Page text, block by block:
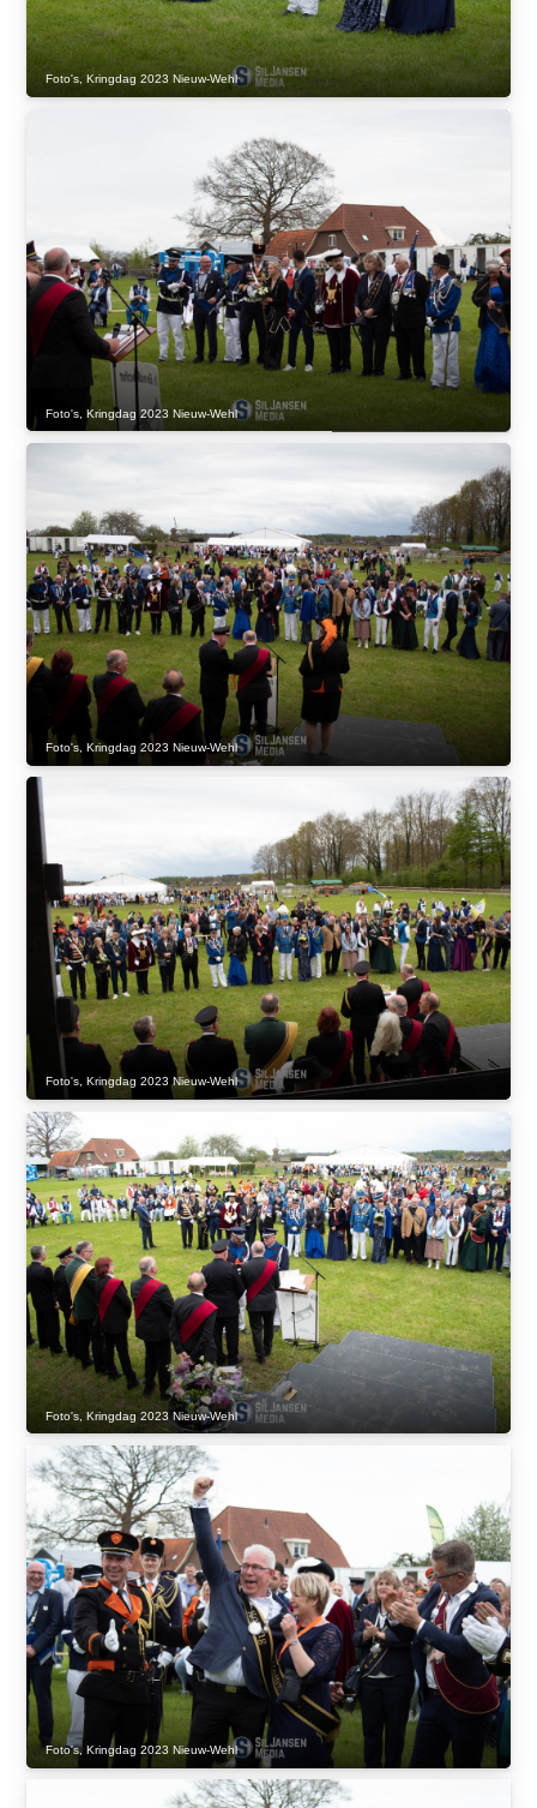
Foto's, Kringdag 2023 Nieuw-Wehl
Foto's ,Kringdag 2023 Nieuw-Wehl
Foto's ,Kringdag 2023 Nieuw-Wehl
Foto's, Kringdag 2023 Nieuw-Wehl
Foto's ,Kringdag 2023 Nieuw-Wehl
Foto's,Kringdag 2023 Nieuw-Wehl